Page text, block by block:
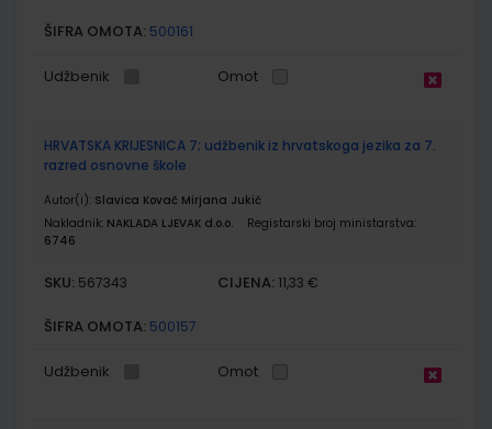
ŠIFRA OMOTA: 500161
Udžbenik Omot
HRVATSKA KRIJESNICA 7; udžbenik iz hrvatskoga jezika za 7.
razred osnovne škole
Autor(i): Slavica Kovač Mirjana Jukić
Nakladnik: NAKLADA LJEVAK d.o.o.
Registarski broj ministarstva:
6746
SKU: 567343 CIJENA: 11,33 €
ŠIFRA OMOTA: 500157
Udžbenik Omot